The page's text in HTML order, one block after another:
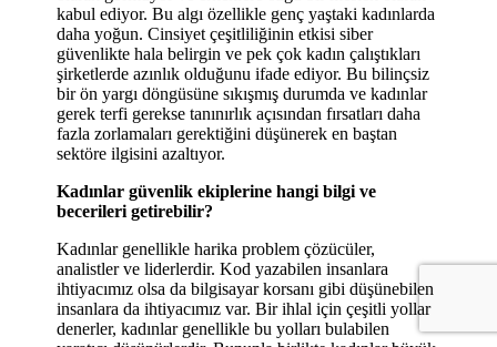
kabul ediyor. Bu algı özellikle genç yaştaki kadınlarda
daha yoğun. Cinsiyet çeşitliliğinin etkisi siber
güvenlikte hala belirgin ve pek çok kadın çalıştıkları
şirketlerde azınlık olduğunu ifade ediyor. Bu bilinçsiz
bir ön yargı döngüsüne sıkışmış durumda ve kadınlar
gerek terfi gerekse tanınırlık açısından fırsatları daha
fazla zorlamaları gerektiğini düşünerek en baştan
sektöre ilgisini azaltıyor.
Kadınlar güvenlik ekiplerine hangi bilgi ve
becerileri getirebilir?
Kadınlar genellikle harika problem çözücüler,
analistler ve liderlerdir. Kod yazabilen insanlara
ihtiyacımız olsa da bilgisayar korsanı gibi düşünebilen
insanlara da ihtiyacımız var. Bir ihlal için çeşitli yollar
denerler, kadınlar genellikle bu yolları bulabilen